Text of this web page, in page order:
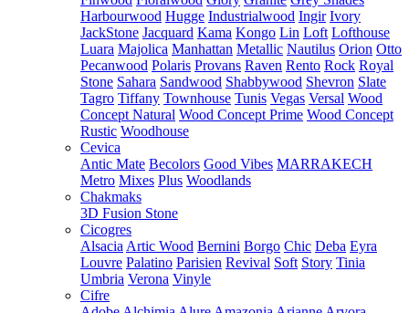
Harbourwood Hugge Industrialwood Ingir Ivory
JackStone Jacquard Kama Kongo Lin Loft Lofthouse
Luara Majolica Manhattan Metallic Nautilus Orion Otto
Pecanwood Polaris Provans Raven Rento Rock Royal
Stone Sahara Sandwood Shabbywood Shevron Slate
Tagro Tiffany Townhouse Tunis Vegas Versal Wood
Concept Natural Wood Concept Prime Wood Concept
Rustic Woodhouse
Cevica
Antic Mate Becolors Good Vibes MARRAKECH
Metro Mixes Plus Woodlands
Chakmaks
3D Fusion Stone
Cicogres
Alsacia Artic Wood Bernini Borgo Chic Deba Eyra
Louvre Palatino Parisien Revival Soft Story Tinia
Umbria Verona Vinyle
Cifre